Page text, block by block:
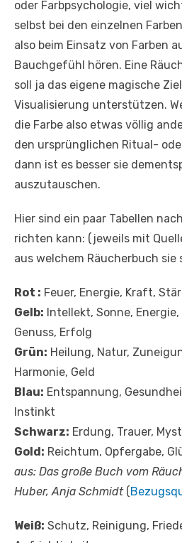
oder Farbpsychologie, viel
selbst bei den einzelnen
also beim Einsatz von Farben
Bauchgefühl hören. Eine
soll ja das eigene magische
Visualisierung unterstützen.
die Farbe also etwas völlig
den ursprünglichen Ritual-
dann ist es besser sie
auszutauschen.
Hier sind ein paar Tabellen
richten kann: (jeweils mit
aus welchem Räucherbuch sie
Rot : Feuer, Energie, Kraft,
Gelb: Intellekt, Sonne,
Genuss, Erfolg
Grün: Heilung, Natur,
Harmonie, Geld
Blau: Entspannung,
Instinkt
Schwarz: Erdung, Trauer,
Gold: Reichtum, Opfergabe,
aus: Das große Buch vom
Huber, Anja Schmidt(
Weiß: Schutz, Reinigung,